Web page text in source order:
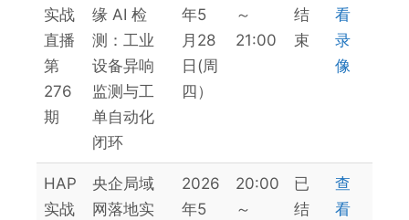
实战
直播
第
276
期
缘 AI 检
测：工业
设备异响
监测与工
单自动化
闭环
年5
月28
日(周
四）
～
21:00
结
束
看
录
像
HAP
实战
央企局域
网落地实
2026
年5
20:00
～
已
结
查
看